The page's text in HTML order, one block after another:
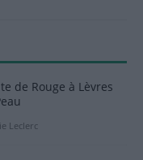
de Rouge à Lèvres
Leclerc